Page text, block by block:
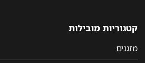
קטגוריות מובילות
מזגנים